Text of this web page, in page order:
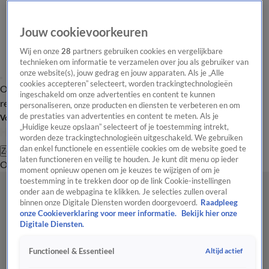
Overzicht Laatste nieuws Regionieuws Het beste van Hart
Tip de
redactie
Volg Hart van Nederland
Zoeken
OverzichtRegioUitzendingenWeerTip de redactiePanelVideo's
Jouw cookievoorkeuren
Wij en onze28 partners gebruiken cookies en vergelijkbare
technieken om informatie te verzamelen over jou als gebruiker van
onze website(s), jouw gedrag en jouw apparaten. Als je „Alle
cookies accepteren” selecteert, worden trackingtechnologieën
ingeschakeld om onze advertenties en content te kunnen
personaliseren, onze producten en diensten te verbeteren en om
de prestaties van advertenties en content te meten. Als je
„Huidige keuze opslaan” selecteert of je toestemming intrekt,
worden deze trackingtechnologieën uitgeschakeld. We gebruiken
dan enkel functionele en essentiële cookies om de website goed te
laten functioneren en veilig te houden. Je kunt dit menu op ieder
moment opnieuw openen om je keuzes te wijzigen of om je
toestemming in te trekken door op de link Cookie-instellingen
onder aan de webpagina te klikken. Je selecties zullen overal
binnen onze Digitale Diensten worden doorgevoerd. Raadpleeg
onze Cookieverklaring voor meer informatie.
Bekijk hier onze
Digitale Diensten.
Functioneel & Essentieel Altijd actief